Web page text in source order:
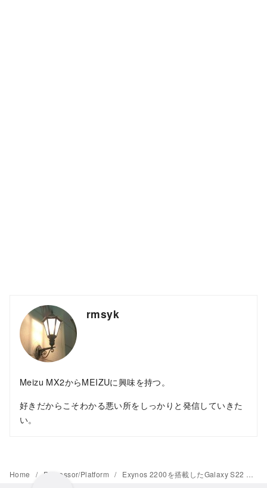
rmsyk
Meizu MX2からMEIZUに興味を持つ。
好きだからこそわかる悪い所をしっかりと発信していきた
い。
Home Processor/Platform Exynos 2200を搭載したGalaxy S22 UltraのKernel SourceからXclipse 930を発見